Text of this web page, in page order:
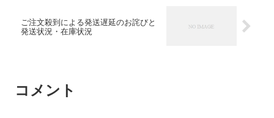
ご注文殺到による発送遅延のお詫びと
発送状況・在庫状況
コメント